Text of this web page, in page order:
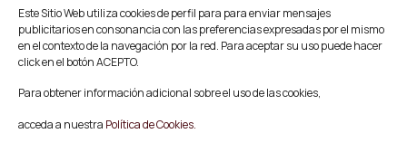
Este Sitio Web utiliza cookies de perfil para para enviar mensajes
publicitarios en consonancia con las preferencias expresadas por el mismo
en el contexto de la navegación por la red. Para aceptar su uso puede hacer
click en el botón ACEPTO.
Para obtener información adicional sobre el uso de las cookies,
acceda a nuestra Política de Cookies.
Youtube
Twitter/X
© Mescladís 2026
Aviso legal